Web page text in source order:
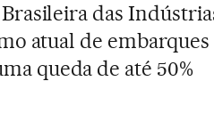
das
atual de embarques
queda de até 50%